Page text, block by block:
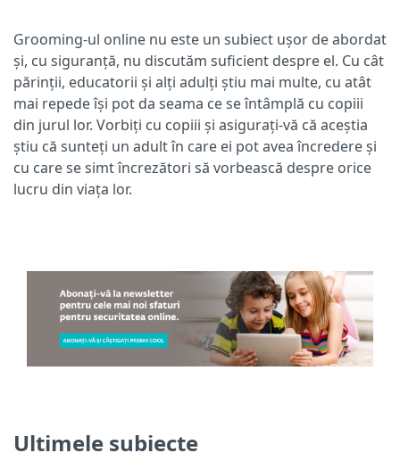
Grooming-ul online nu este un subiect ușor de abordat
și, cu siguranță, nu discutăm suficient despre el. Cu cât
părinții, educatorii și alți adulți știu mai multe, cu atât
mai repede își pot da seama ce se întâmplă cu copiii
din jurul lor. Vorbiți cu copiii și asigurați-vă că aceștia
știu că sunteți un adult în care ei pot avea încredere și
cu care se simt încrezători să vorbească despre orice
lucru din viața lor.
Ultimele subiecte